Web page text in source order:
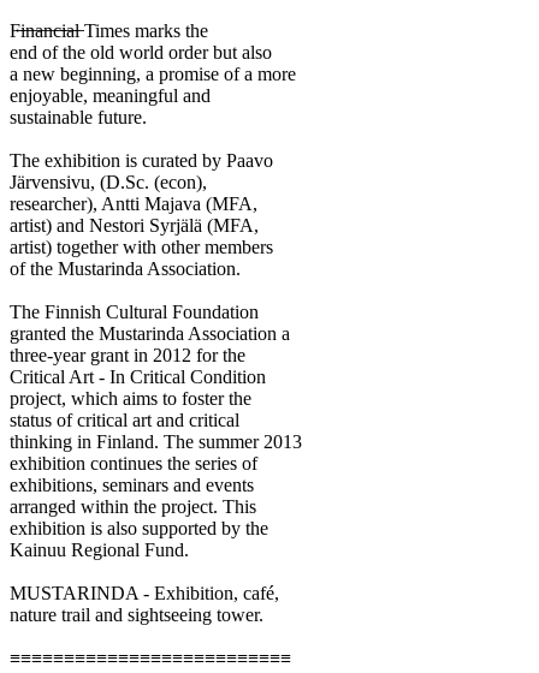
F̶i̶n̶a̶n̶c̶i̶a̶l̶ Times marks the
end of the old world order but also
a new beginning, a promise of a more
enjoyable, meaningful and
sustainable future.
The exhibition is curated by Paavo
Järvensivu, (D.Sc. (econ),
researcher), Antti Majava (MFA,
artist) and Nestori Syrjälä (MFA,
artist) together with other members
of the Mustarinda Association.
The Finnish Cultural Foundation
granted the Mustarinda Association a
three-year grant in 2012 for the
Critical Art - In Critical Condition
project, which aims to foster the
status of critical art and critical
thinking in Finland. The summer 2013
exhibition continues the series of
exhibitions, seminars and events
arranged within the project. This
exhibition is also supported by the
Kainuu Regional Fund.
MUSTARINDA - Exhibition, café,
nature trail and sightseeing tower.
≡≡≡≡≡≡≡≡≡≡≡≡≡≡≡≡≡≡≡≡≡≡≡≡≡≡